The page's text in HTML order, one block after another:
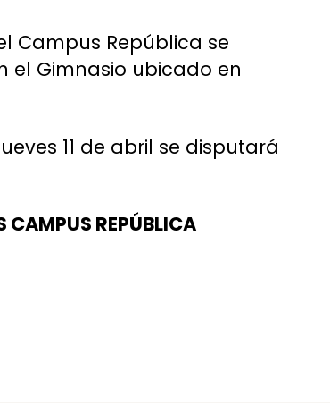
Campus República se
el Gimnasio ubicado en
11 de abril se disputará
CAMPUS REPÚBLICA